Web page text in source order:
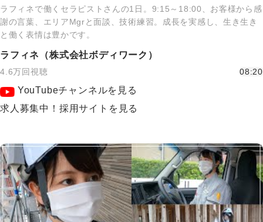
ラフィネで働くセラピストさんの1日。9:15～18:00、お客様から感
謝の言葉、エリアMgrと面談、技術練習。成長を実感し、生き生き
と働く表情は豊かです。
ラフィネ（株式会社ボディワーク）
4.6万回視聴 08:20
YouTubeチャンネルを見る
求人募集中！採用サイトを見る